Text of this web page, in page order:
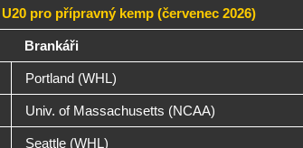
pro přípravný kemp (červenec 2026)
Brankáři
Portland (WHL)
Univ. of Massachusetts (NCAA)
Seattle (WHL)